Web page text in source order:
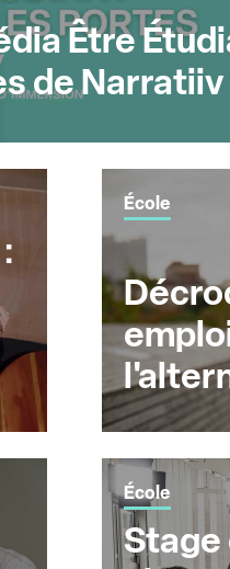
Être
de Narratiiv
École
École
Stage